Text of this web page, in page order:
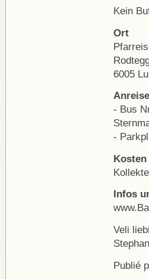
Kein
Ort
6005
- Bus
-
Kosten
Infos
Veli
Stephan
Publié